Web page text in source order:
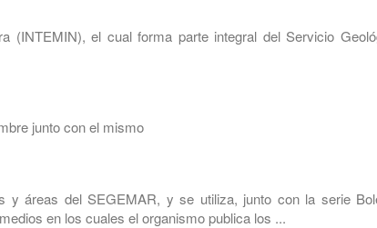
(INTEMIN), el cual forma parte integral del Servicio
junto con el mismo
y áreas del SEGEMAR, y se utiliza, junto con la serie
en los cuales el organismo publica los ...